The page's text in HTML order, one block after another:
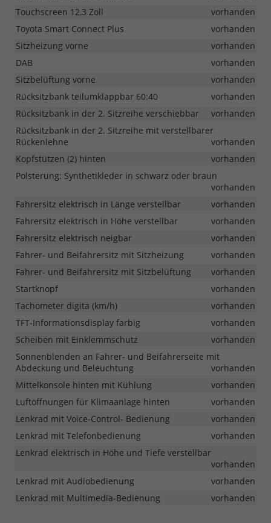
Touchscreen 12,3 Zoll
vorhanden
Toyota Smart Connect Plus
vorhanden
Sitzheizung vorne
vorhanden
DAB
vorhanden
Sitzbelüftung vorne
vorhanden
Rücksitzbank teilumklappbar 60:40
vorhanden
Rücksitzbank in der 2. Sitzreihe verschiebbar
vorhanden
Rücksitzbank in der 2. Sitzreihe mit verstellbarer
Rückenlehne
vorhanden
Kopfstützen (2) hinten
vorhanden
Polsterung: Synthetikleder in schwarz oder braun
vorhanden
Fahrersitz elektrisch in Länge verstellbar
vorhanden
Fahrersitz elektrisch in Höhe verstellbar
vorhanden
Fahrersitz elektrisch neigbar
vorhanden
Fahrer- und Beifahrersitz mit Sitzheizung
vorhanden
Fahrer- und Beifahrersitz mit Sitzbelüftung
vorhanden
Startknopf
vorhanden
Tachometer digita (km/h)
vorhanden
TFT-Informationsdisplay farbig
vorhanden
Scheiben mit Einklemmschutz
vorhanden
Sonnenblenden an Fahrer- und Beifahrerseite mit
Abdeckung und Beleuchtung
vorhanden
Mittelkonsole hinten mit Kühlung
vorhanden
Luftöffnungen für Klimaanlage hinten
vorhanden
Lenkrad mit Voice-Control- Bedienung
vorhanden
Lenkrad mit Telefonbedienung
vorhanden
Lenkrad elektrisch in Höhe und Tiefe verstellbar
vorhanden
Lenkrad mit Audiobedienung
vorhanden
Lenkrad mit Multimedia-Bedienung
vorhanden